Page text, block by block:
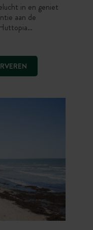
in en geniet
aan de